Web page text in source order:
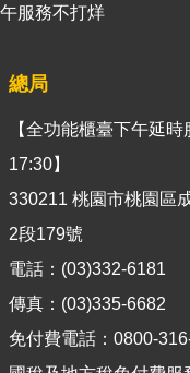
ประเทศไทย
Việt
Nam
English
網
站
導
市
午服務不打烊
總局
【全功能櫃臺下午延時
17:30】
330211 桃園市桃園區
2段179號
電話：(03)332-6181
傳真：(03)335-6682
免付費電話：0800-